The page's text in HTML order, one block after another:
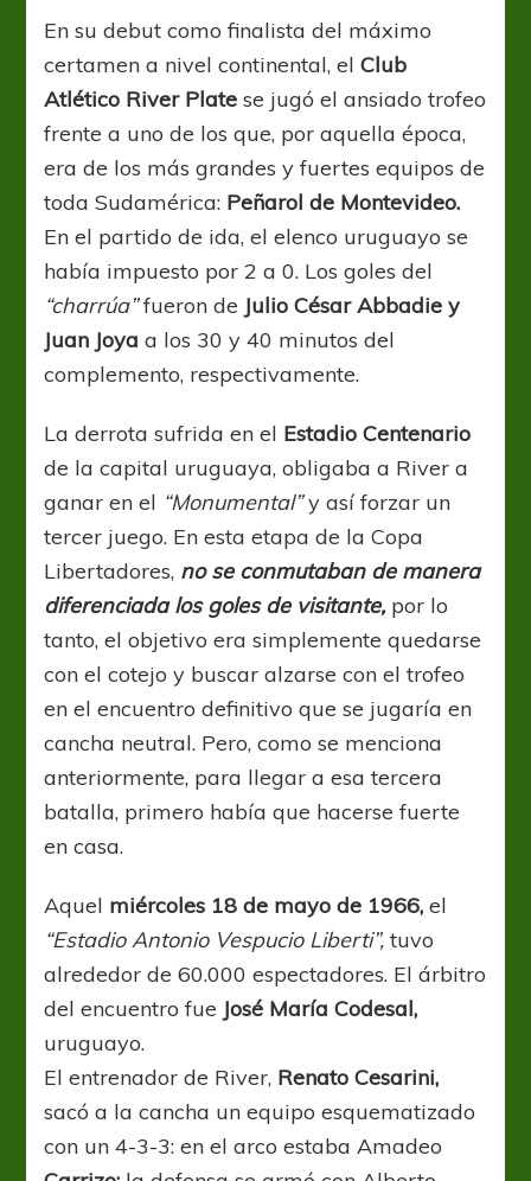
En su debut como finalista del máximo
certamen a nivel continental, el Club
Atlético River Plate se jugó el ansiado trofeo
frente a uno de los que, por aquella época,
era de los más grandes y fuertes equipos de
toda Sudamérica: Peñarol de Montevideo.
En el partido de ida, el elenco uruguayo se
había impuesto por 2 a 0. Los goles del
“charrúa”fueron de Julio César Abbadie y
Juan Joya a los 30 y 40 minutos del
complemento, respectivamente.
La derrota sufrida en el Estadio Centenario
de la capital uruguaya, obligaba a River a
ganar en el “Monumental”y así forzar un
tercer juego. En esta etapa de la Copa
Libertadores, no se conmutaban de manera
diferenciada los goles de visitante, por lo
tanto, el objetivo era simplemente quedarse
con el cotejo y buscar alzarse con el trofeo
en el encuentro definitivo que se jugaría en
cancha neutral. Pero, como se menciona
anteriormente, para llegar a esa tercera
batalla, primero había que hacerse fuerte
en casa.
Aquel miércoles 18 de mayo de 1966, el
“Estadio Antonio Vespucio Liberti”, tuvo
alrededor de 60.000 espectadores. El árbitro
del encuentro fue José María Codesal,
uruguayo.
El entrenador de River, Renato Cesarini,
sacó a la cancha un equipo esquematizado
con un 4-3-3: en el arco estaba Amadeo